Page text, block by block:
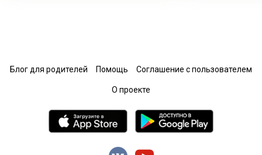
Блог для родителей Помощь Соглашение с пользователем
О проекте